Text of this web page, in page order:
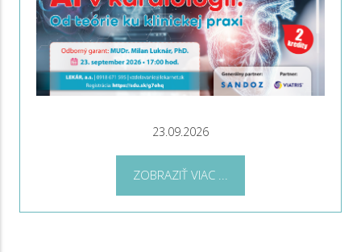
23.09.2026
ZOBRAZIŤ VIAC ...